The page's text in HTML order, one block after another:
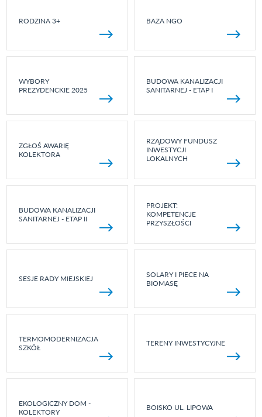
RODZINA 3+ BAZA NGO
WYBORY
PREZYDENCKIE 2025
BUDOWA KANALIZACJI
SANITARNEJ - ETAP I
ZGŁOŚ AWARIĘ
KOLEKTORA
RZĄDOWY FUNDUSZ
INWESTYCJI
LOKALNYCH
BUDOWA KANALIZACJI
SANITARNEJ - ETAP II
PROJEKT:
KOMPETENCJE
PRZYSZŁOŚCI
SESJE RADY MIEJSKIEJ
SOLARY I PIECE NA
BIOMASĘ
TERMOMODERNIZACJA
SZKÓŁ
TERENY INWESTYCYJNE
EKOLOGICZNY DOM -
KOLEKTORY
BOISKO UL. LIPOWA